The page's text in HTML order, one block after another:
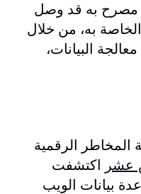
مصرح به قد وصل
به، من خلال
البيانات،
المخاطر الرقمية
عشر اكتشفت
بيانات الويب